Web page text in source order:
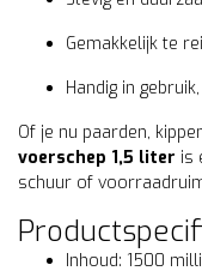
Gemakkelijk te
Handig in
Of je nu paarden,
voerschep 1,5 liter is
schuur of
Inhoud: 1500